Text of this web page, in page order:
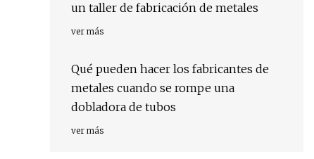
un taller de fabricación de metales
ver más
Qué pueden hacer los fabricantes de
metales cuando se rompe una
dobladora de tubos
ver más